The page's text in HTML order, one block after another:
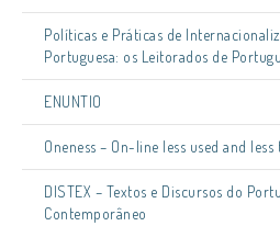
Políticas e Práticas de
Portuguesa: os Leitorados de
ENUNTIO
Oneness – On-line less used and
DISTEX – Textos e Discursos do
Contemporâneo